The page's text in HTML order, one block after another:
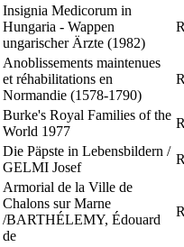
Insignia Medicorum in
Hungaria - Wappen
ungarischer Ärzte (1982)
Anoblissements maintenues
et réhabilitations en
Normandie (1578-1790)
Burke's Royal Families of the
World 1977
Die Päpste in Lebensbildern /
GELMI Josef
Armorial de la Ville de
Chalons sur Marne
/BARTHÉLEMY, Édouard
de